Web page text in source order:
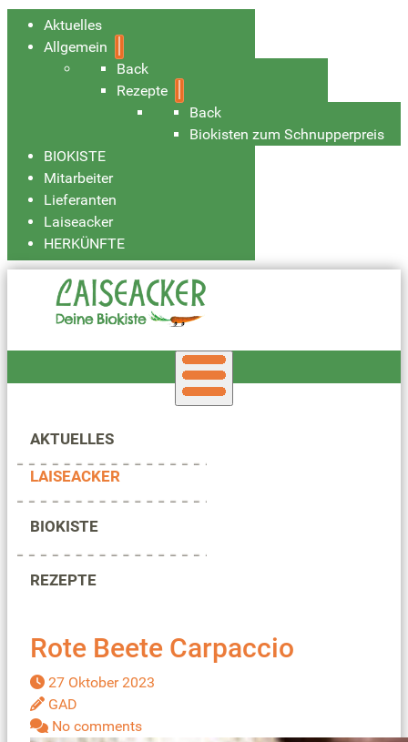
Aktuelles
Allgemein
Back
Rezepte
Back
Biokisten zum Schnupperpreis
BIOKISTE
Mitarbeiter
Lieferanten
Laiseacker
HERKÜNFTE
AKTUELLES
LAISEACKER
BIOKISTE
REZEPTE
Rote Beete Carpaccio
27 Oktober 2023
GAD
No comments